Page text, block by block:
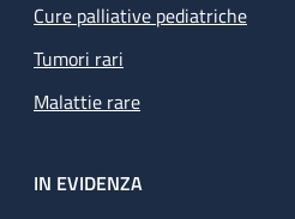
Cure palliative pediatriche
Tumori rari
Malattie rare
IN EVIDENZA